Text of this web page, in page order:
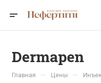
Dermapen
Главная — Цены —